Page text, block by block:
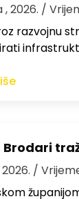
, 2026. /
razvojnu
Brodari
/